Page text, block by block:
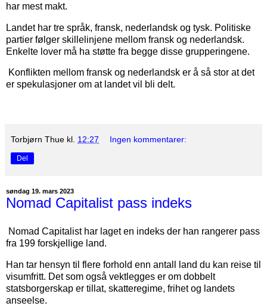
har mest makt.
Landet har tre språk, fransk, nederlandsk og tysk. Politiske
partier følger skillelinjene mellom fransk og nederlandsk.
Enkelte lover må ha støtte fra begge disse grupperingene.
Konflikten mellom fransk og nederlandsk er å så stor at det
er spekulasjoner om at landet vil bli delt.
Torbjørn Thue kl. 12:27 Ingen kommentarer:
Del
søndag 19. mars 2023
Nomad Capitalist pass indeks
Nomad Capitalist har laget en indeks der han rangerer pass
fra 199 forskjellige land.
Han tar hensyn til flere forhold enn antall land du kan reise til
visumfritt. Det som også vektlegges er om dobbelt
statsborgerskap er tillat, skatteregime, frihet og landets
anseelse.